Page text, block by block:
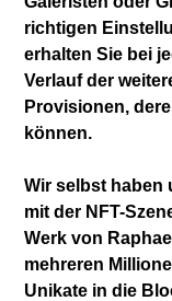
richtigen
erhalten Sie bei
Verlauf der
Provisionen,
können.
Wir selbst haben
mit der NFT-
Werk von
mehreren
Unikate in die